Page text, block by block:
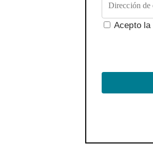
Acepto la